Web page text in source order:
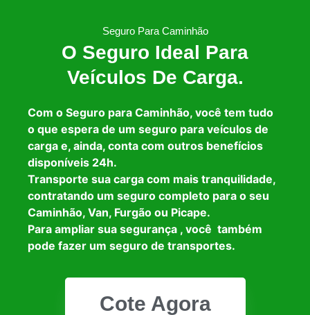
Seguro Para Caminhão
O Seguro Ideal Para
Veículos De Carga.
Com o Seguro para Caminhão, você tem tudo
o que espera de um seguro para veículos de
carga e, ainda, conta com outros benefícios
disponíveis 24h.
Transporte sua carga com mais tranquilidade,
contratando um seguro completo para o seu
Caminhão, Van, Furgão ou Picape.
Para ampliar sua segurança , você também
pode fazer um seguro de transportes.
Cote Agora